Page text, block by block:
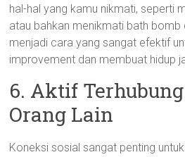
hal-hal yang kamu nikmati, seperti
atau bahkan menikmati bath bomb
menjadi cara yang sangat efektif
improvement dan membuat hidup
6. Aktif
Orang Lain
Koneksi sosial sangat penting